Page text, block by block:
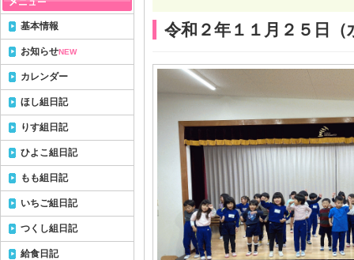
令和２年１１月２５日（
基本情報
お知らせNEW
カレンダー
ほし組日記
りす組日記
ひよこ組日記
もも組日記
いちご組日記
つくし組日記
給食日記